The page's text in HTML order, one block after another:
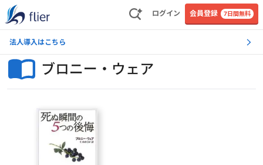
ログイン 会員登録 7日間無料
法人導入はこちら
ブロニー・ウェア